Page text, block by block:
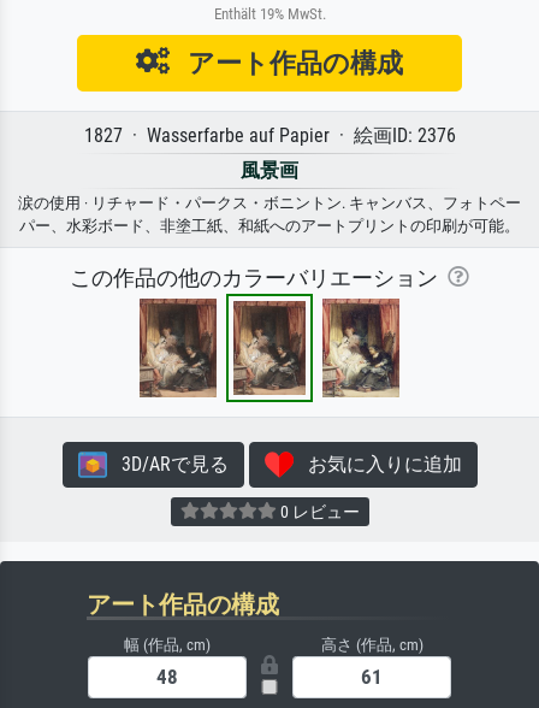
Enthält 19% MwSt.
アート作品の構成
1827 · Wasserfarbe auf Papier · 絵画ID: 2376
風景画
涙の使用 · リチャード・パークス・ボニントン. キャンバス、フォトペー
パー、水彩ボード、非塗工紙、和紙へのアートプリントの印刷が可能。
この作品の他のカラーバリエーション
3D/ARで見る お気に入りに追加
0 レビュー
アート作品の構成
幅 (作品, cm) 高さ (作品, cm)